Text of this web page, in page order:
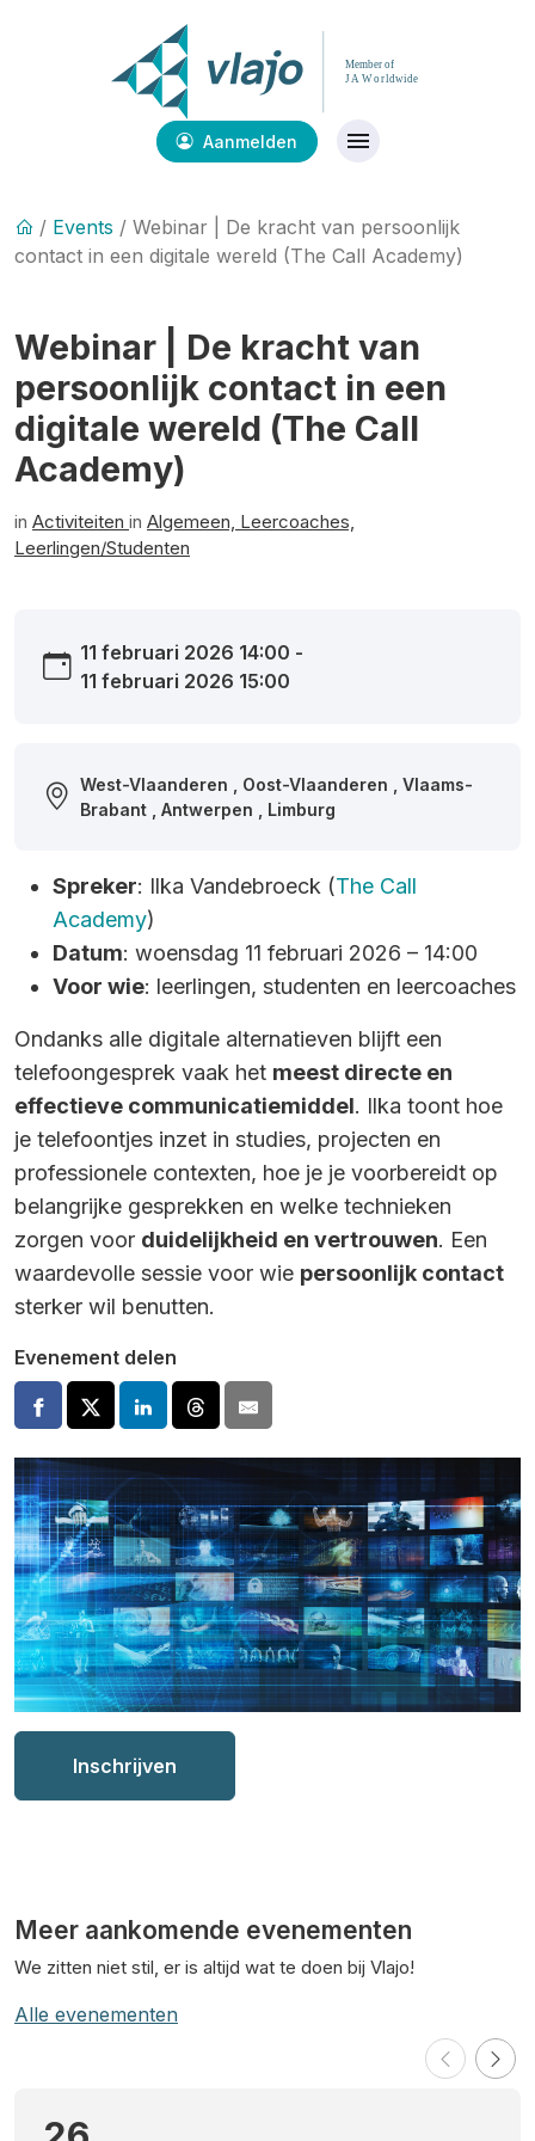
Aanmelden
/ Events / Webinar | De kracht van persoonlijk
contact in een digitale wereld (The Call Academy)
Webinar | De kracht van
persoonlijk contact in een
digitale wereld (The Call
Academy)
in Activiteiten in Algemeen, Leercoaches,
Leerlingen/Studenten
11 februari 2026 14:00 -
11 februari 2026 15:00
West-Vlaanderen , Oost-Vlaanderen , Vlaams-
Brabant , Antwerpen , Limburg
Spreker: Ilka Vandebroeck (The Call
Academy)
Datum: woensdag 11 februari 2026 – 14:00
Voor wie: leerlingen, studenten en leercoaches
Ondanks alle digitale alternatieven blijft een
telefoongesprek vaak het meest directe en
effectieve communicatiemiddel. Ilka toont hoe
je telefoontjes inzet in studies, projecten en
professionele contexten, hoe je je voorbereidt op
belangrijke gesprekken en welke technieken
zorgen voor duidelijkheid en vertrouwen. Een
waardevolle sessie voor wie persoonlijk contact
sterker wil benutten.
Evenement delen
Inschrijven
Meer aankomende evenementen
We zitten niet stil, er is altijd wat te doen bij Vlajo!
Alle evenementen